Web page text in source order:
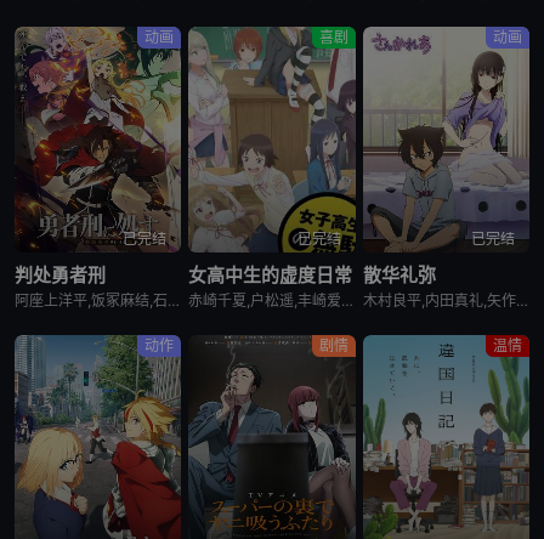
动画
已完结
判处勇者刑
阿座上洋平,饭冢麻结,石上静香,堀江瞬,土岐隼一,上田燿司,松冈祯丞,福岛润,千叶翔也,日笠阳子,中村悠一,大西沙织
喜剧
已完结
女高中生的虚度日常
赤崎千夏,户松遥,丰崎爱生,长绳麻理亚,富田美忧,高桥李依,佐藤聪美,市道真央,兴津和幸,上田丽奈,名冢佳织,落合福嗣,松冈祯丞,岛崎信长
动画
已完结
散华礼弥
木村良平,内田真礼,矢作纱友里,井口裕香,荻野晴朗,石冢运升,西山宏太朗,桑岛法子,岩濑周平,西口杏里沙
动作 剧情 温情